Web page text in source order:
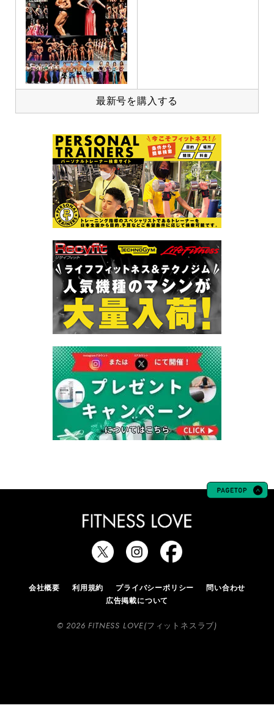
最新号を購入する
会社概要 利用規約 プライバシーポリシー
問い合わせ
広告掲載について
© 2026 FITNESS LOVE(フィットネスラブ)